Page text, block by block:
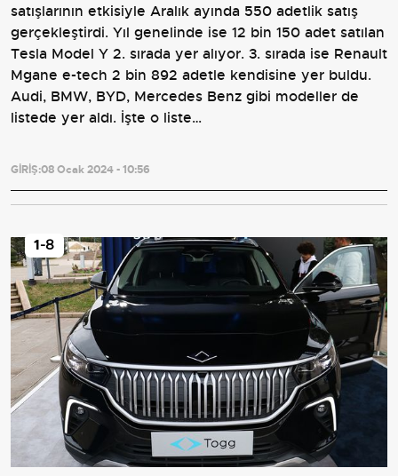
satışlarının etkisiyle Aralık ayında 550 adetlik satış
gerçekleştirdi. Yıl genelinde ise 12 bin 150 adet satılan
Tesla Model Y 2. sırada yer alıyor. 3. sırada ise Renault
Mgane e-tech 2 bin 892 adetle kendisine yer buldu.
Audi, BMW, BYD, Mercedes Benz gibi modeller de
listede yer aldı. İşte o liste…
GİRİŞ:08 Ocak 2024 - 10:56
1-8